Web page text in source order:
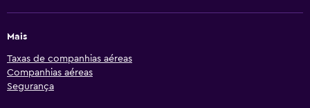
Mais
Taxas de companhias aéreas
Companhias aéreas
Segurança